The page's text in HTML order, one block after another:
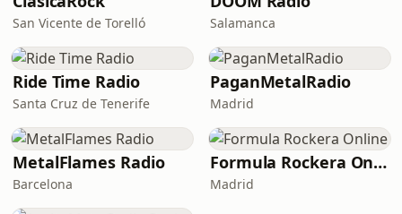
San Vicente de Torelló Salamanca
Ride Time Radio
Santa Cruz de Tenerife
PaganMetalRadio
Madrid
MetalFlames Radio
Barcelona
Formula Rockera Online
Madrid